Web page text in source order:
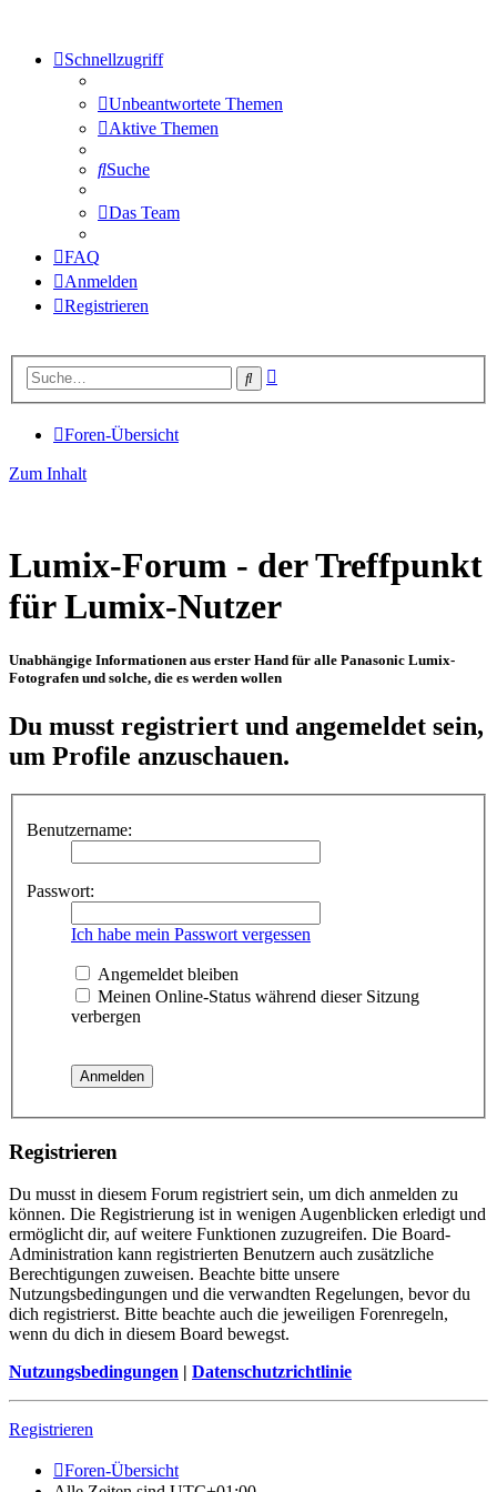
Schnellzugriff
Unbeantwortete Themen
Aktive Themen
Suche
Das Team
FAQ
Anmelden
Registrieren
Suche
Foren-Übersicht
Zum Inhalt
Lumix-Forum - der Treffpunkt
für Lumix-Nutzer
Unabhängige Informationen aus erster Hand für alle Panasonic Lumix-
Fotografen und solche, die es werden wollen
Du musst registriert und angemeldet sein,
um Profile anzuschauen.
Benutzername:
Passwort:
Ich habe mein Passwort vergessen
Angemeldet bleiben
Meinen Online-Status während dieser Sitzung
verbergen
Registrieren
Du musst in diesem Forum registriert sein, um dich anmelden zu
können. Die Registrierung ist in wenigen Augenblicken erledigt und
ermöglicht dir, auf weitere Funktionen zuzugreifen. Die Board-
Administration kann registrierten Benutzern auch zusätzliche
Berechtigungen zuweisen. Beachte bitte unsere
Nutzungsbedingungen und die verwandten Regelungen, bevor du
dich registrierst. Bitte beachte auch die jeweiligen Forenregeln,
wenn du dich in diesem Board bewegst.
Nutzungsbedingungen | Datenschutzrichtlinie
Registrieren
Foren-Übersicht